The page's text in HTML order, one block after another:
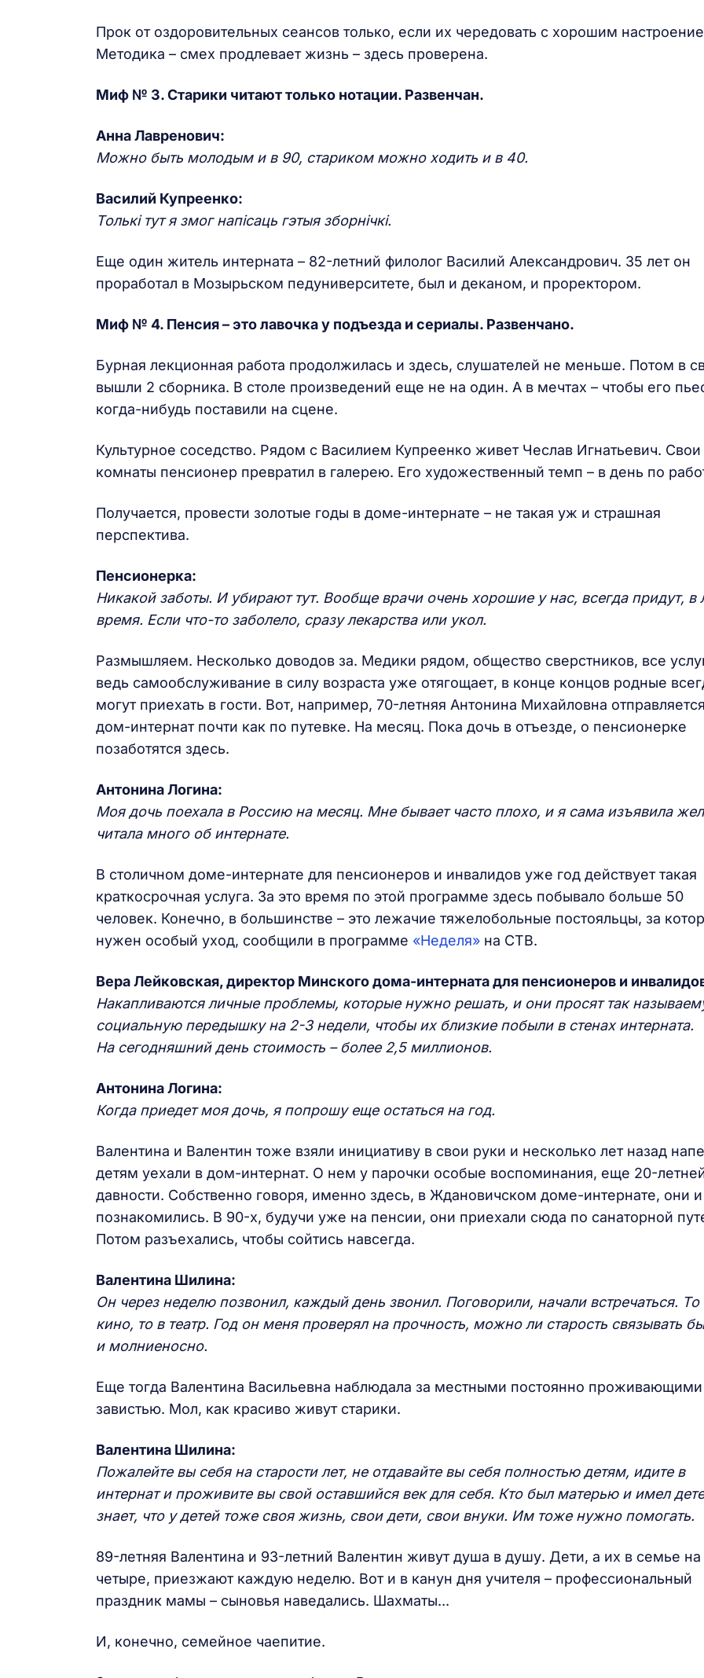
Прок от оздоровительных сеансов только, если их чередовать с хорошим
Методика – смех продлевает жизнь – здесь проверена.
Миф № 3. Старики читают только нотации. Развенчан.
Анна Лавренович:
Можно быть молодым и в 90, стариком можно ходить и в 40.
Василий Купреенко:
Толькітут я змог напісаць гэтыя зборнічкі.
Еще один житель интерната – 82-летний филолог Василий Александрович. 35 лет он
проработал в Мозырьском педуниверситете, был и деканом, и проректором.
Миф № 4. Пенсия– это лавочка у подъезда и сериалы. Развенчано.
Бурная лекционная работа продолжилась и здесь, слушателей не меньше. Потом в
вышли 2 сборника. В столе произведений еще не на один. А в мечтах – чтобы его
когда-нибудь поставили на сцене.
Культурное соседство. Рядом с Василием Купреенко живет Чеслав Игнатьевич. Свои
комнаты пенсионер превратил в галерею. Его художественный темп – в день по
Получается, провести золотые годы в доме-интернате – не такая уж и страшная
перспектива.
Пенсионерка:
Никакой заботы. И убирают тут. Вообще врачи очень хорошие у нас, всегда придут, в
время. Если что-то заболело, сразу лекарства или укол.
Размышляем. Несколько доводов за. Медики рядом, общество сверстников, все
ведь самообслуживание в силу возраста уже отягощает, в конце концов родные
могут приехать в гости. Вот, например, 70-летняя Антонина Михайловна
дом-интернат почти как по путевке. На месяц. Пока дочь в отъезде, о пенсионерке
позаботятся здесь.
Антонина Логина:
Моя дочь поехала в Россию на месяц. Мне бывает часто плохо, и я сама изъявила
читала много об интернате.
В столичном доме-интернате для пенсионеров и инвалидов уже год действует такая
краткосрочная услуга. За это время по этой программе здесь побывало больше 50
человек. Конечно, в большинстве – это лежачие тяжелобольные постояльцы, за
нужен особый уход, сообщили в программе «Неделя»на СТВ.
Вера Лейковская, директор Минского дома-интерната для пенсионеров и
Накапливаются личные проблемы, которые нужно решать, и они просят так
социальную передышку на 2-3 недели, чтобы их близкие побыли в стенах интерната.
На сегодняшний день стоимость – более 2,5 миллионов.
Антонина Логина:
Когда приедет моя дочь, я попрошу еще остаться на год.
Валентина и Валентин тоже взяли инициативу в свои руки и несколько лет назад
детям уехали в дом-интернат. О нем у парочки особые воспоминания, еще 20-
давности. Собственно говоря, именно здесь, в Ждановичском доме-интернате, они и
познакомились. В 90-х, будучи уже на пенсии, они приехали сюда по санаторной
Потом разъехались, чтобы сойтись навсегда.
Валентина Шилина:
Он через неделю позвонил, каждый день звонил. Поговорили, начали встречаться. То
кино, то в театр. Год он меня проверял на прочность, можно ли старость связывать
и молниеносно.
Еще тогда Валентина Васильевна наблюдала за местными постоянно проживающими
завистью. Мол, как красиво живут старики.
Валентина Шилина:
Пожалейте вы себя на старости лет, не отдавайте вы себя полностью детям, идите в
интернат и проживите вы свой оставшийся век для себя. Кто был матерью и имел
знает, что у детей тоже своя жизнь, свои дети, свои внуки. Им тоже нужно помогать.
89-летняя Валентина и 93-летний Валентин живут душа в душу. Дети, а их в семье на
четыре, приезжают каждую неделю. Вот и в канун дня учителя – профессиональный
праздник мамы – сыновья наведались. Шахматы...
И, конечно, семейное чаепитие.